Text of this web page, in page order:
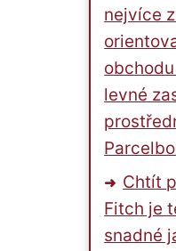
nejvíce
levné
Chtít
Fitch je
snadné